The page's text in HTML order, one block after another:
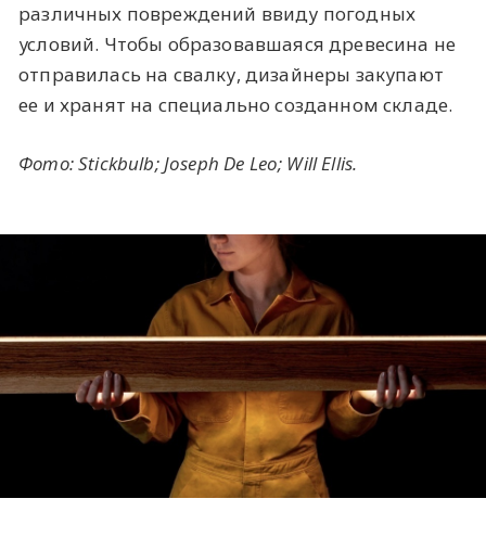
различных повреждений ввиду погодных
условий. Чтобы образовавшаяся древесина не
отправилась на свалку, дизайнеры закупают
ее и хранят на специально созданном складе.
Фото: Stickbulb;Joseph De Leo; Will Ellis.